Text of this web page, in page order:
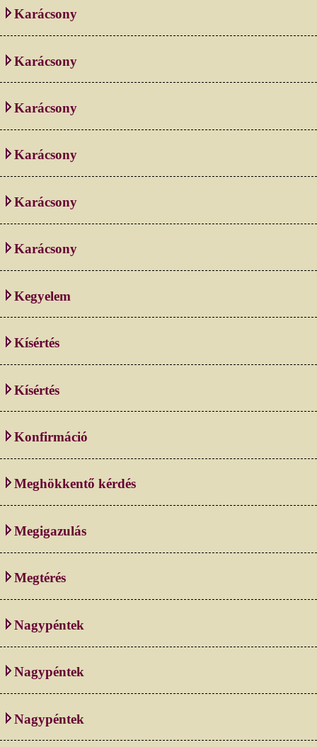
Karácsony
Karácsony
Karácsony
Karácsony
Karácsony
Karácsony
Kegyelem
Kísértés
Kísértés
Konfirmáció
Meghökkentő kérdés
Megigazulás
Megtérés
Nagypéntek
Nagypéntek
Nagypéntek